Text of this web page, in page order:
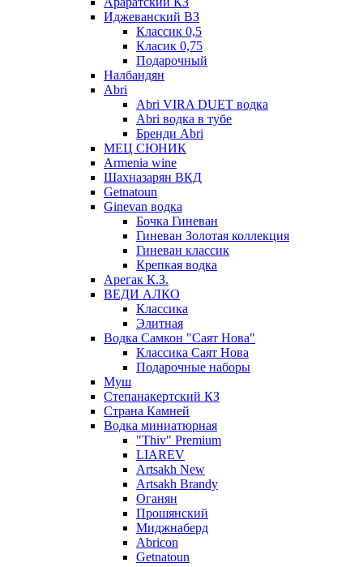
Иджеванский ВЗ
Классик 0,5
Класик 0,75
Подарочный
Налбандян
Abri
Abri VIRA DUET водка
Abri водка в тубе
Бренди Abri
МЕЦ СЮНИК
Armenia wine
Шахназарян ВКД
Getnatoun
Ginevan водка
Бочка Гиневан
Гиневан Золотая коллекция
Гиневан классик
Крепкая водка
Арегак К.З.
ВЕДИ АЛКО
Классика
Элитная
Водка Самкон "Саят Нова"
Классика Саят Нова
Подарочные наборы
Муш
Степанакертский КЗ
Страна Камней
Водка миниатюрная
"Thiv" Premium
LIAREV
Artsakh New
Artsakh Brandy
Оганян
Прошянский
Миджнаберд
Abricon
Getnatoun